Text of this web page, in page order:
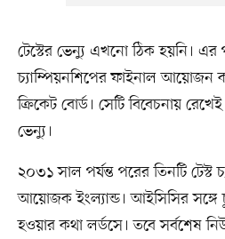
টেস্টের ভেন্যু এখনো ঠিক হয়নি। এর
চ্যাম্পিয়নশিপের ফাইনাল আয়োজন
ক্রিকেট বোর্ড। সেটি বিবেচনায়
ভেন্যু।
২০৩১ সাল পর্যন্ত পরের তিনটি টেস্ট
আয়োজক ইংল্যান্ড। আইসিসির সঙ্গে
হওয়ার কথা লর্ডসে। তবে সর্বশেষ